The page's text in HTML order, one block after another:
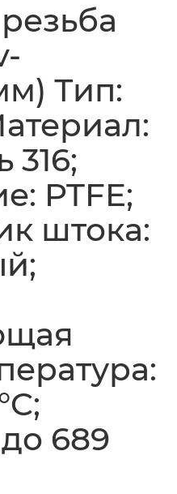
Тип:
316;
PTFE;
штока:
689